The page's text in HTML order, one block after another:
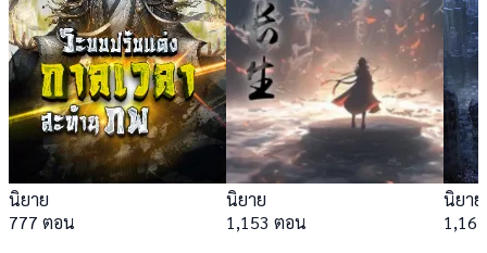
นิยาย
777 ตอน
นิยาย
1,153 ตอน
นิยาย